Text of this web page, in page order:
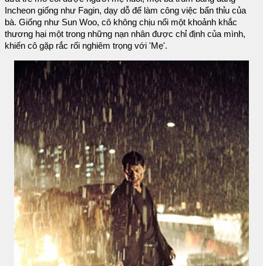
Incheon giống như Fagin, dạy dỗ để làm công việc bẩn thỉu của
bà. Giống như Sun Woo, cô không chịu nổi một khoảnh khắc
thương hại một trong những nạn nhân được chỉ định của mình,
khiến cô gặp rắc rối nghiêm trọng với 'Mẹ'.